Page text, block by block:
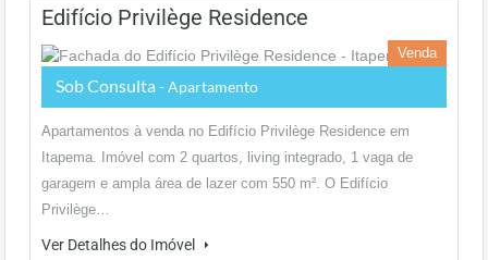
Edifício Privilège Residence
Venda
Sob Consulta - Apartamento
Apartamentos à venda no Edifício Privilège Residence em
Itapema. Imóvel com 2 quartos, living integrado, 1 vaga de
garagem e ampla área de lazer com 550 m². O Edifício
Privilège…
Ver Detalhes do Imóvel